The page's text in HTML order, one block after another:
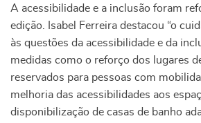
A acessibilidade e a inclusão foram
edição. Isabel Ferreira destacou “o
às questões da acessibilidade e da
medidas como o reforço dos lugares
reservados para pessoas com
melhoria das acessibilidades aos
disponibilização de casas de banho